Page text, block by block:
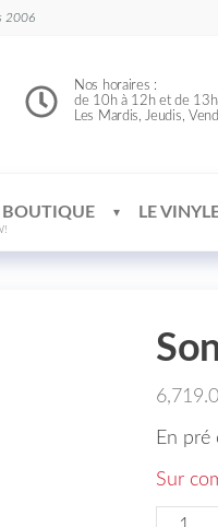
2006
Nos horaires :
de 10h à 12h et de
Les Mardis, Jeudis,
BOUTIQUE LE
En pré
Sur